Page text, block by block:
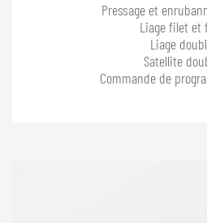
Pressage et
Liage filet et
Liage
Satellite
Commande de